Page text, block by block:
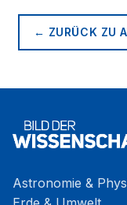
← ZURÜCK ZU
Astronomie &